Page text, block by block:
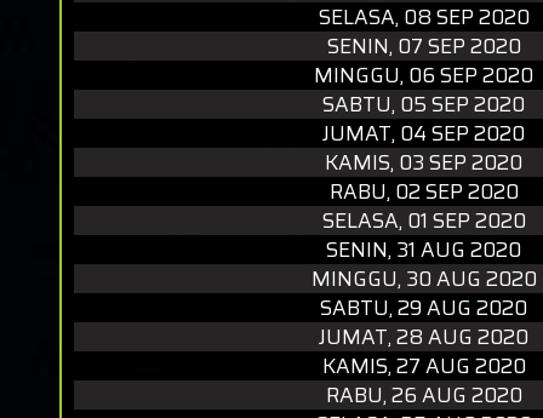
SELASA, 08 SEP 2020
SENIN, 07 SEP 2020
MINGGU, 06 SEP 2020
SABTU, 05 SEP 2020
JUMAT, 04 SEP 2020
KAMIS, 03 SEP 2020
RABU, 02 SEP 2020
SELASA, 01 SEP 2020
SENIN, 31 AUG 2020
MINGGU, 30 AUG 2020
SABTU, 29 AUG 2020
JUMAT, 28 AUG 2020
KAMIS, 27 AUG 2020
RABU, 26 AUG 2020